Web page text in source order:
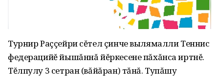
Турнир Раççейри сĕтел çинче вылямалли Теннис
федерацийĕ йышăннă йĕркесене пăхăнса иртнĕ.
Тĕлпулу 3 сетран (вăйăран) тăнă. Тупăшу